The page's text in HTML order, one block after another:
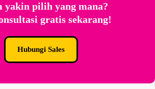
yakin pilih yang mana?
gratis sekarang!
Hubungi Sales